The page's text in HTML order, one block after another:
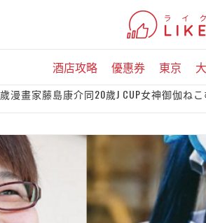
酒店攻略 優惠券 東京
漫畫家藤島康介同20歲J CUP女神御伽ねこ